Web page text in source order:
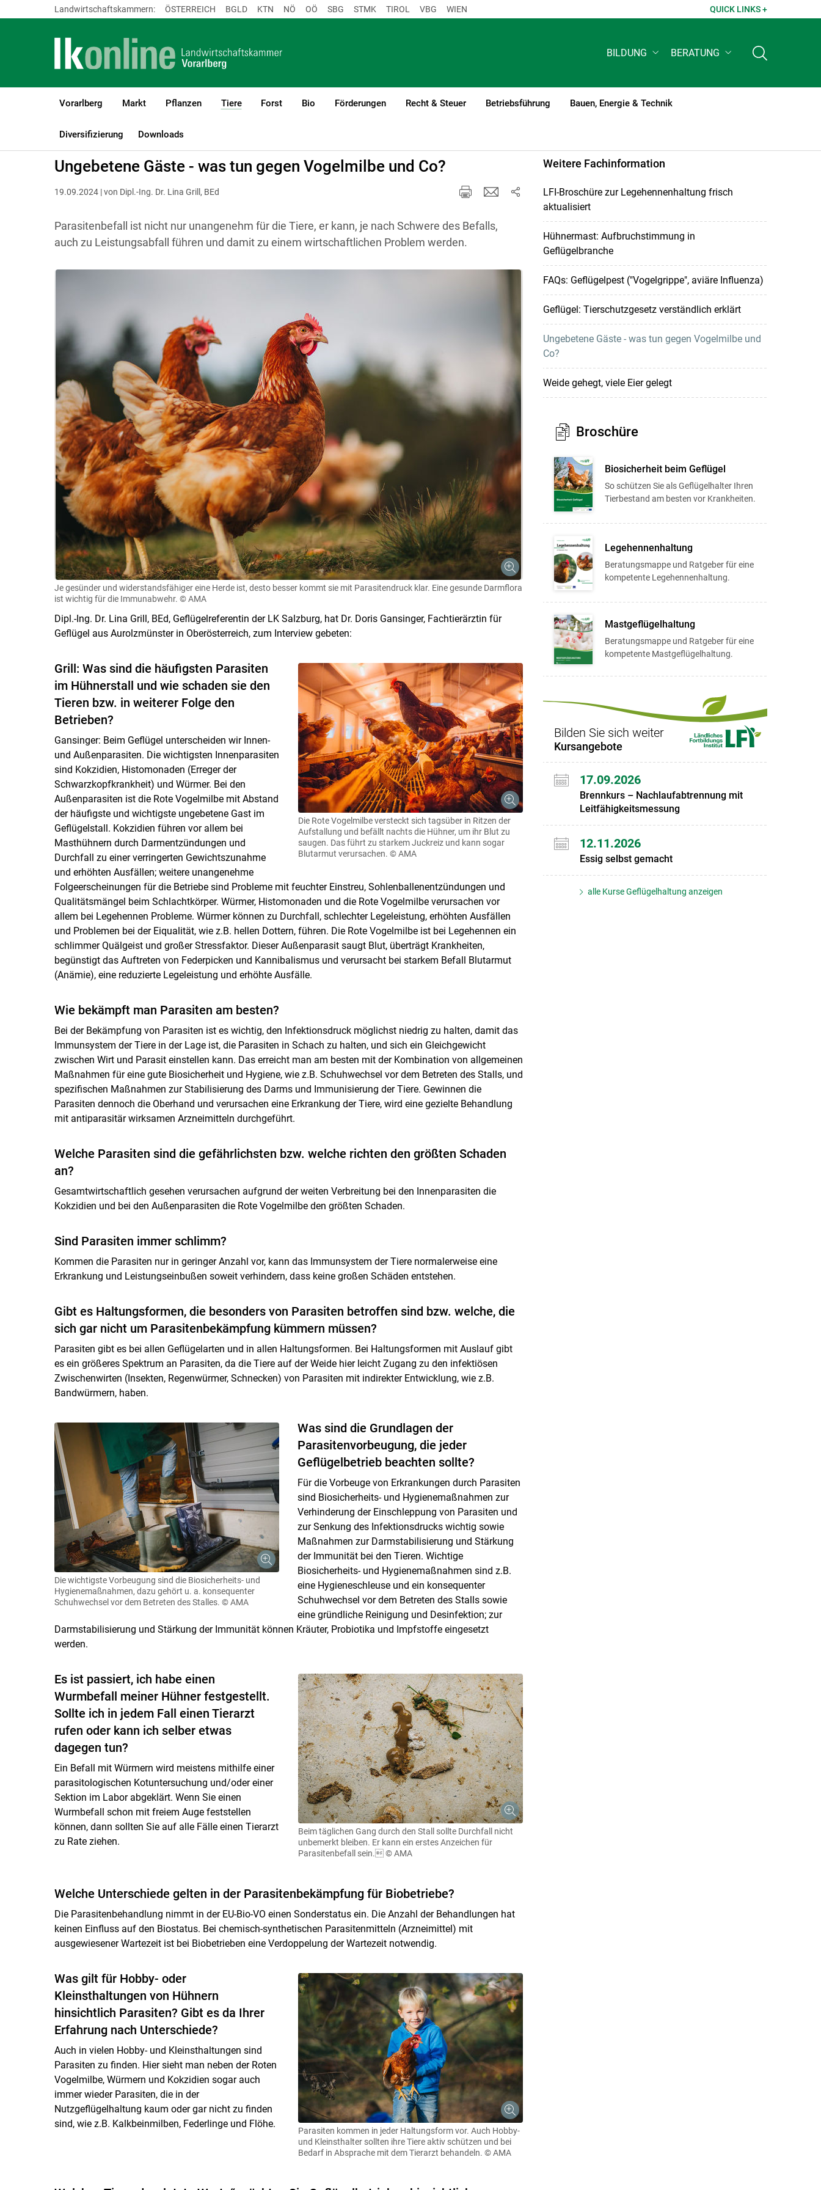
Skip to main content
Landwirtschaftskammern: ÖSTERREICH BGLD KTN NÖ OÖ SBG STMK TIROL VBG WIEN QUICK LINKS +
BILDUNG BERATUNG
Vorarlberg Markt Pflanzen Tiere
(current)1
Forst Bio Förderungen Recht & Steuer Betriebsführung Bauen, Energie & Technik
Diversifizierung Downloads
LK Vorarlberg Tiere Geflügel
Ungebetene Gäste - was tun gegen Vogelmilbe und Co?
19.09.2024 | von Dipl.-Ing. Dr. Lina Grill, BEd
Parasitenbefall ist nicht nur unangenehm für die Tiere, er kann, je nach Schwere des Befalls,
auch zu Leistungsabfall führen und damit zu einem wirtschaftlichen Problem werden.
Je gesünder und widerstandsfähiger eine Herde ist, desto besser kommt sie mit Parasitendruck klar. Eine gesunde Darmflora
ist wichtig für die Immunabwehr. © AMA
Dipl.-Ing. Dr. Lina Grill, BEd, Geflügelreferentin der LK Salzburg, hat Dr. Doris Gansinger, Fachtierärztin für
Geflügel aus Aurolzmünster in Oberösterreich, zum Interview gebeten:
Die Rote Vogelmilbe versteckt sich tagsüber in Ritzen der
Aufstallung und befällt nachts die Hühner, um ihr Blut zu
saugen. Das führt zu starkem Juckreiz und kann sogar
Blutarmut verursachen. © AMA
Grill: Was sind die häufigsten Parasiten
im Hühnerstall und wie schaden sie den
Tieren bzw. in weiterer Folge den
Betrieben?
Gansinger: Beim Geflügel unterscheiden wir Innen-
und Außenparasiten. Die wichtigsten Innenparasiten
sind Kokzidien, Histomonaden (Erreger der
Schwarzkopfkrankheit) und Würmer. Bei den
Außenparasiten ist die Rote Vogelmilbe mit Abstand
der häufigste und wichtigste ungebetene Gast im
Geflügelstall. Kokzidien führen vor allem bei
Masthühnern durch Darmentzündungen und
Durchfall zu einer verringerten Gewichtszunahme
und erhöhten Ausfällen; weitere unangenehme
Folgeerscheinungen für die Betriebe sind Probleme mit feuchter Einstreu, Sohlenballenentzündungen und
Qualitätsmängel beim Schlachtkörper. Würmer, Histomonaden und die Rote Vogelmilbe verursachen vor
allem bei Legehennen Probleme. Würmer können zu Durchfall, schlechter Legeleistung, erhöhten Ausfällen
und Problemen bei der Eiqualität, wie z.B. hellen Dottern, führen. Die Rote Vogelmilbe ist bei Legehennen ein
schlimmer Quälgeist und großer Stressfaktor. Dieser Außenparasit saugt Blut, überträgt Krankheiten,
begünstigt das Auftreten von Federpicken und Kannibalismus und verursacht bei starkem Befall Blutarmut
(Anämie), eine reduzierte Legeleistung und erhöhte Ausfälle.
Wie bekämpft man Parasiten am besten?
Bei der Bekämpfung von Parasiten ist es wichtig, den Infektionsdruck möglichst niedrig zu halten, damit das
Immunsystem der Tiere in der Lage ist, die Parasiten in Schach zu halten, und sich ein Gleichgewicht
zwischen Wirt und Parasit einstellen kann. Das erreicht man am besten mit der Kombination von allgemeinen
Maßnahmen für eine gute Biosicherheit und Hygiene, wie z.B. Schuhwechsel vor dem Betreten des Stalls, und
spezifischen Maßnahmen zur Stabilisierung des Darms und Immunisierung der Tiere. Gewinnen die
Parasiten dennoch die Oberhand und verursachen eine Erkrankung der Tiere, wird eine gezielte Behandlung
mit antiparasitär wirksamen Arzneimitteln durchgeführt.
Welche Parasiten sind die gefährlichsten bzw. welche richten den größten Schaden
an?
Gesamtwirtschaftlich gesehen verursachen aufgrund der weiten Verbreitung bei den Innenparasiten die
Kokzidien und bei den Außenparasiten die Rote Vogelmilbe den größten Schaden.
Sind Parasiten immer schlimm?
Kommen die Parasiten nur in geringer Anzahl vor, kann das Immunsystem der Tiere normalerweise eine
Erkrankung und Leistungseinbußen soweit verhindern, dass keine großen Schäden entstehen.
Gibt es Haltungsformen, die besonders von Parasiten betroffen sind bzw. welche, die
sich gar nicht um Parasitenbekämpfung kümmern müssen?
Parasiten gibt es bei allen Geflügelarten und in allen Haltungsformen. Bei Haltungsformen mit Auslauf gibt
es ein größeres Spektrum an Parasiten, da die Tiere auf der Weide hier leicht Zugang zu den infektiösen
Zwischenwirten (Insekten, Regenwürmer, Schnecken) von Parasiten mit indirekter Entwicklung, wie z.B.
Bandwürmern, haben.
Die wichtigste Vorbeugung sind die Biosicherheits- und
Hygienemaßnahmen, dazu gehört u. a. konsequenter
Schuhwechsel vor dem Betreten des Stalles. © AMA
Was sind die Grundlagen der
Parasitenvorbeugung, die jeder
Geflügelbetrieb beachten sollte?
Für die Vorbeuge von Erkrankungen durch Parasiten
sind Biosicherheits- und Hygienemaßnahmen zur
Verhinderung der Einschleppung von Parasiten und
zur Senkung des Infektionsdrucks wichtig sowie
Maßnahmen zur Darmstabilisierung und Stärkung
der Immunität bei den Tieren. Wichtige
Biosicherheits- und Hygienemaßnahmen sind z.B.
eine Hygieneschleuse und ein konsequenter
Schuhwechsel vor dem Betreten des Stalls sowie
eine gründliche Reinigung und Desinfektion; zur
Darmstabilisierung und Stärkung der Immunität können Kräuter, Probiotika und Impfstoffe eingesetzt
werden.
Beim täglichen Gang durch den Stall sollte Durchfall nicht
unbemerkt bleiben. Er kann ein erstes Anzeichen für
Parasitenbefall sein. © AMA
Es ist passiert, ich habe einen
Wurmbefall meiner Hühner festgestellt.
Sollte ich in jedem Fall einen Tierarzt
rufen oder kann ich selber etwas
dagegen tun?
Ein Befall mit Würmern wird meistens mithilfe einer
parasitologischen Kotuntersuchung und/oder einer
Sektion im Labor abgeklärt. Wenn Sie einen
Wurmbefall schon mit freiem Auge feststellen
können, dann sollten Sie auf alle Fälle einen Tierarzt
zu Rate ziehen.
Welche Unterschiede gelten in der Parasitenbekämpfung für Biobetriebe?
Die Parasitenbehandlung nimmt in der EU-Bio-VO einen Sonderstatus ein. Die Anzahl der Behandlungen hat
keinen Einfluss auf den Biostatus. Bei chemisch-synthetischen Parasitenmitteln (Arzneimittel) mit
ausgewiesener Wartezeit ist bei Biobetrieben eine Verdoppelung der Wartezeit notwendig.
Parasiten kommen in jeder Haltungsform vor. Auch Hobby-
und Kleinsthalter sollten ihre Tiere aktiv schützen und bei
Bedarf in Absprache mit dem Tierarzt behandeln. © AMA
Was gilt für Hobby- oder
Kleinsthaltungen von Hühnern
hinsichtlich Parasiten? Gibt es da Ihrer
Erfahrung nach Unterschiede?
Auch in vielen Hobby- und Kleinsthaltungen sind
Parasiten zu finden. Hier sieht man neben der Roten
Vogelmilbe, Würmern und Kokzidien sogar auch
immer wieder Parasiten, die in der
Nutzgeflügelhaltung kaum oder gar nicht zu finden
sind, wie z.B. Kalkbeinmilben, Federlinge und Flöhe.
Weitere Fachinformation
LFI-Broschüre zur Legehennenhaltung frisch
aktualisiert
Hühnermast: Aufbruchstimmung in
Geflügelbranche
FAQs: Geflügelpest ("Vogelgrippe", aviäre Influenza)
Geflügel: Tierschutzgesetz verständlich erklärt
Ungebetene Gäste - was tun gegen Vogelmilbe und
Co?
Weide gehegt, viele Eier gelegt
Broschüre
Biosicherheit beim Geflügel
So schützen Sie als Geflügelhalter Ihren
Tierbestand am besten vor Krankheiten.
Legehennenhaltung
Beratungsmappe und Ratgeber für eine
kompetente Legehennenhaltung.
Mastgeflügelhaltung
Beratungsmappe und Ratgeber für eine
kompetente Mastgeflügelhaltung.
Bilden Sie sich weiter
Kursangebote
17.09.2026
Brennkurs – Nachlaufabtrennung mit
Leitfähigkeitsmessung
12.11.2026
Essig selbst gemacht
alle Kurse Geflügelhaltung anzeigen